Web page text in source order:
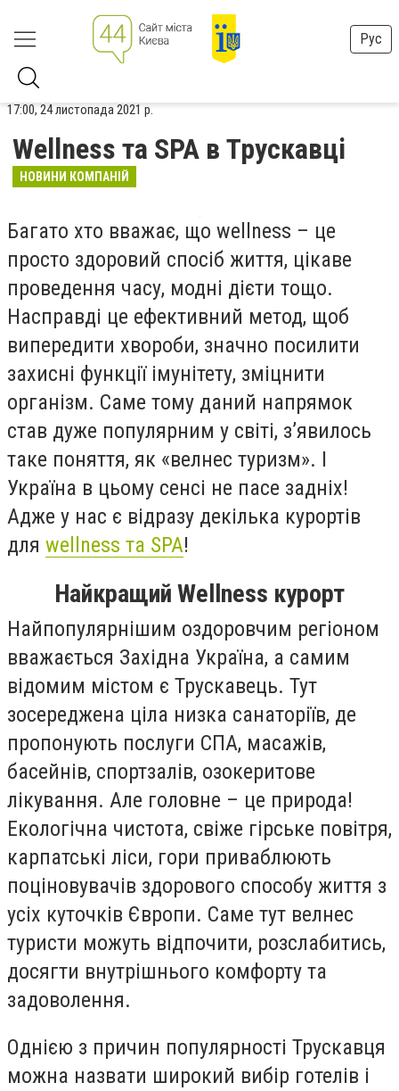
Рус
17:00, 24 листопада 2021 р.
Wellness та SPA в Трускавці
НОВИНИ КОМПАНІЙ
Багато хто вважає, що wellness – це
просто здоровий спосіб життя, цікаве
проведення часу, модні дієти тощо.
Насправді це ефективний метод, щоб
випередити хвороби, значно посилити
захисні функції імунітету, зміцнити
організм. Саме тому даний напрямок
став дуже популярним у світі, з’явилось
таке поняття, як «велнес туризм». І
Україна в цьому сенсі не пасе задніх!
Адже у нас є відразу декілька курортів
для wellness та SPA!
Найкращий Wellness курорт
Найпопулярнішим оздоровчим регіоном
вважається Західна Україна, а самим
відомим містом є Трускавець. Тут
зосереджена ціла низка санаторіїв, де
пропонують послуги СПА, масажів,
басейнів, спортзалів, озокеритове
лікування. Але головне – це природа!
Екологічна чистота, свіже гірське повітря,
карпатські ліси, гори приваблюють
поціновувачів здорового способу життя з
усіх куточків Європи. Саме тут велнес
туристи можуть відпочити, розслабитись,
досягти внутрішнього комфорту та
задоволення.
Однією з причин популярності Трускавця
можна назвати широкий вибір готелів і